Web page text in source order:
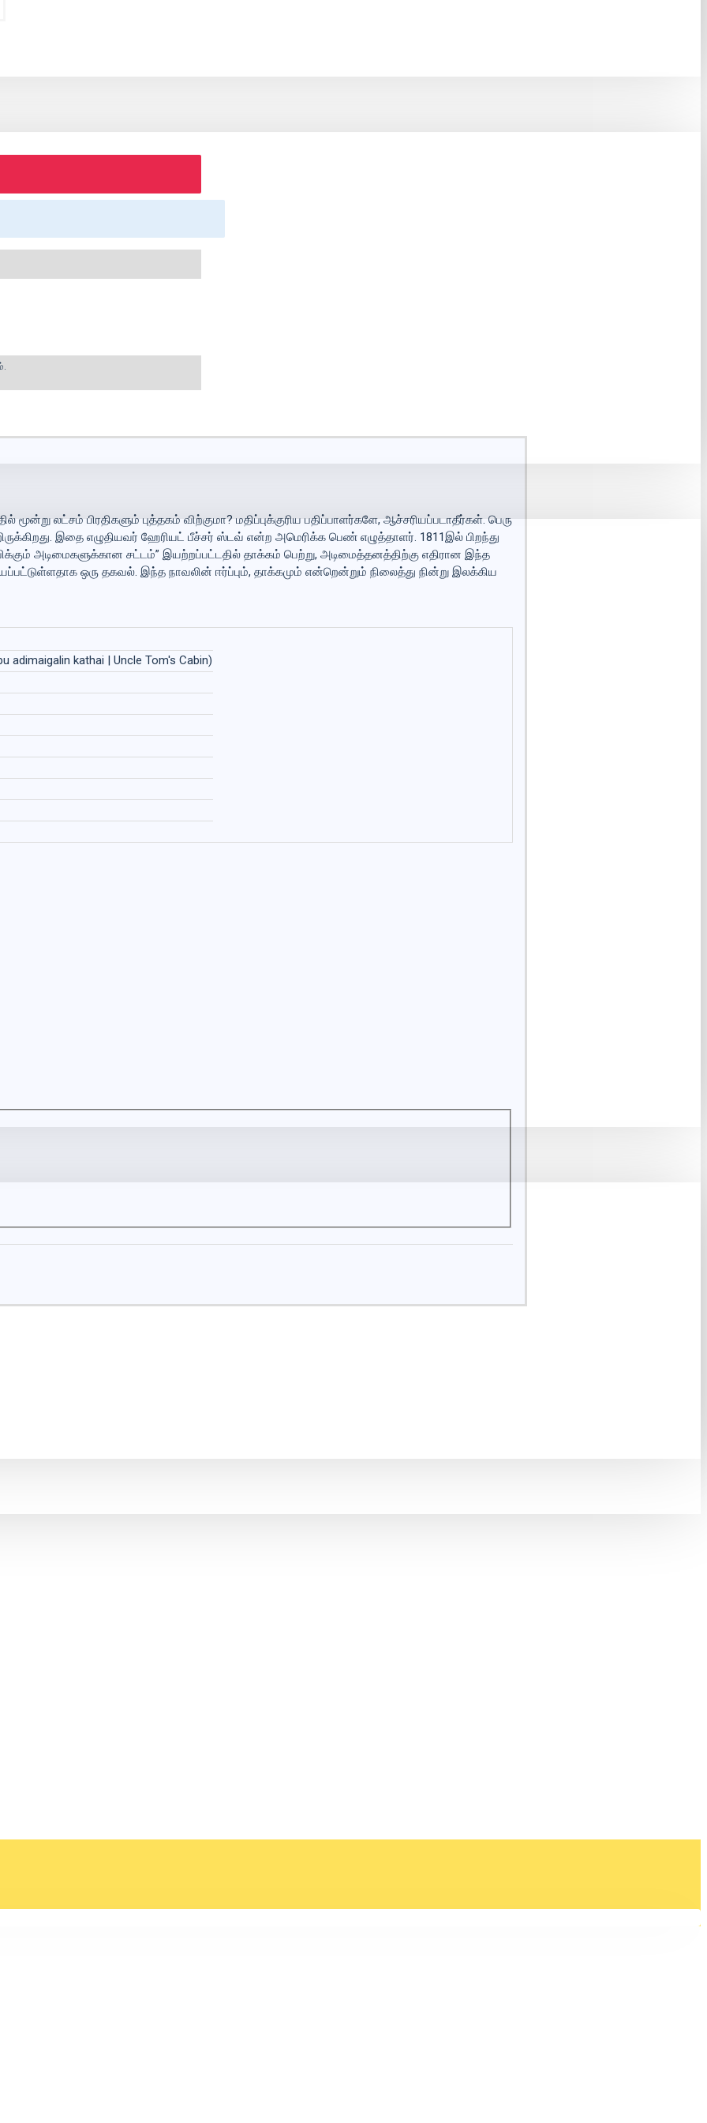
லட்சம் பிரதிகளும் புத்தகம் விற்குமா? மதிப்புக்குரிய பதிப்பாளர்களே, ஆச்சரியப்படாதீர்கள். பெரு
இதை எழுதியவர் ஹேரியட் பீச்சர் ஸ்டவ் என்ற அமெரிக்க பெண் எழுத்தாளர். 1811இல் பிறந்து
அடிமைகளுக்கான சட்டம்” இயற்றப்பட்டதில் தாக்கம் பெற்று, அடிமைத்தனத்திற்கு எதிரான இந்த
ஒரு தகவல். இந்த நாவலின் ஈர்ப்பும், தாக்கமும் என்றென்றும் நிலைத்து நின்று இலக்கிய
adimaigalin kathai | Uncle Tom's Cabin)